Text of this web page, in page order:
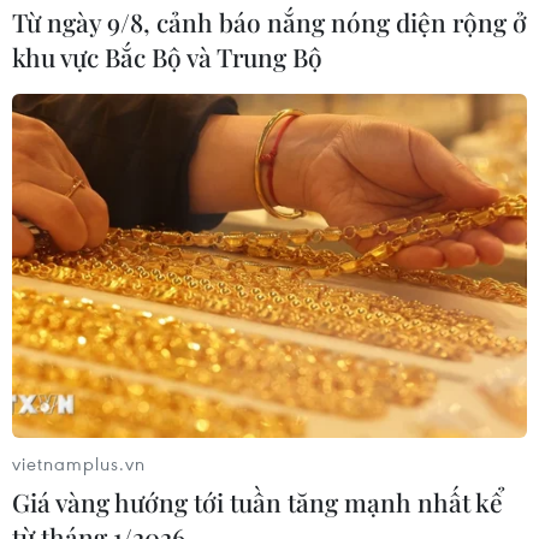
Munich
06/08/2026 15:57
Italy và Hy Lạp trở thành điểm nóng
của virus Tây sông Nile
06/08/2026 13:24
Bão Dolphin hướng vào miền Đông
Trung Quốc, cảnh báo mưa lớn trên
diện rộng
06/08/2026 08:36
Làn sóng tấn công mạng nhằm vào
các quỹ đầu cơ lớn của Mỹ
Từ ngày 9/8, cảnh báo nắng nóng diện rộng ở
khu vực Bắc Bộ và Trung Bộ
vietnamplus.vn
Giá vàng hướng tới tuần tăng mạnh nhất kể